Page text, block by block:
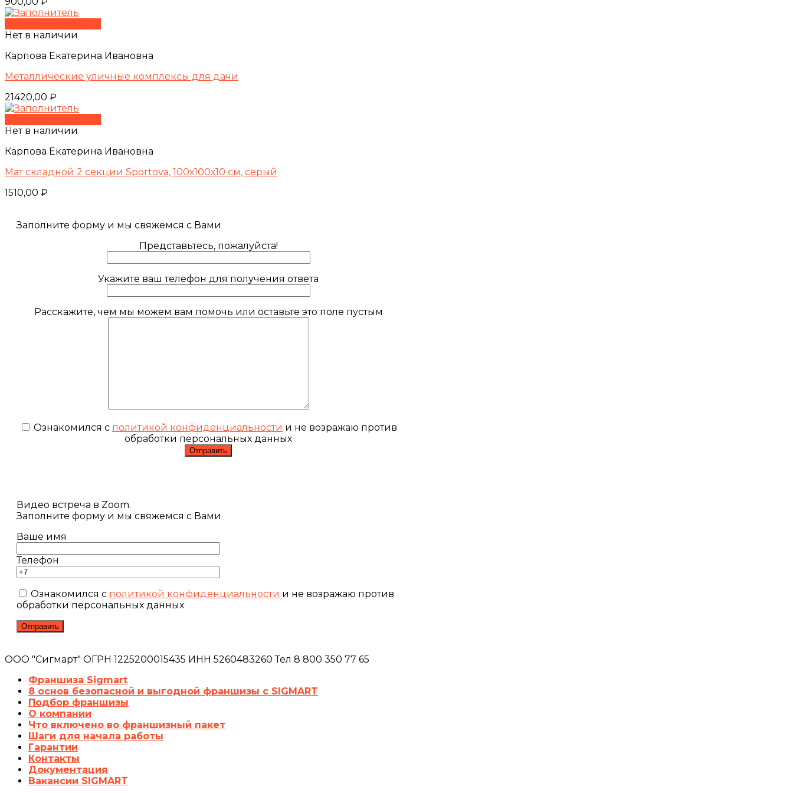
Нет в наличии
Карпова Екатерина Ивановна
Металлические уличные комплексы для дачи
21420,00 ₽
Нет в наличии
Карпова Екатерина Ивановна
Мат складной 2 секции Sportova, 100х100х10 см, серый
1510,00 ₽
Заполните форму и мы свяжемся с Вами
Представьтесь, пожалуйста!
Укажите ваш телефон для получения ответа
Расскажите, чем мы можем вам помочь или оставьте это поле пустым
Ознакомился с политикой конфиденциальности и не возражаю против
обработки персональных данных
Видео встреча в Zoom.
Заполните форму и мы свяжемся с Вами
Ваше имя
Телефон
Ознакомился с политикой конфиденциальности и не возражаю против
обработки персональных данных
ООО "Сигмарт" ОГРН 1225200015435 ИНН 5260483260 Тел 8 800 350 77 65
Франшиза Sigmart
8 основ безопасной и выгодной франшизы с SIGMART
Подбор франшизы
О компании
Что включено во франшизный пакет
Шаги для начала работы
Гарантии
Контакты
Документация
Вакансии SIGMART